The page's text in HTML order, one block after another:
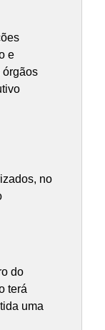
e
órgãos
no
do
terá
uma